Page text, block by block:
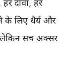
दावा, हर
के लिए धैर्य और
लेकिन सच अक्सर